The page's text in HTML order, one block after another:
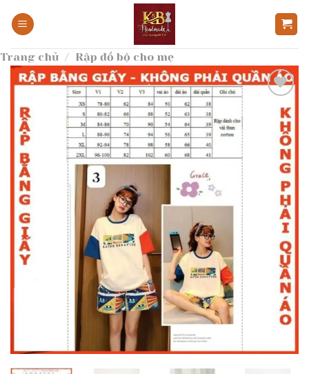
qua
dung
Trang chủ / Rập đồ bộ cho mẹ
Add to
wishlist